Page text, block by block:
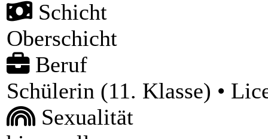
Schicht
Oberschicht
Beruf
Schülerin (11. Klasse) •
Sexualität